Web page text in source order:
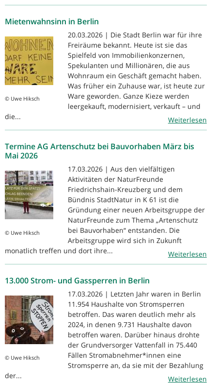
Mietenwahnsinn in Berlin
© Uwe Hiksch
20.03.2026 | Die Stadt Berlin war für ihre
Freiräume bekannt. Heute ist sie das
Spielfeld von Immobilienkonzernen,
Spekulanten und Millionären, die aus
Wohnraum ein Geschäft gemacht haben.
Was früher ein Zuhause war, ist heute zur
Ware geworden. Ganze Kieze werden
leergekauft, modernisiert, verkauft – und
die...
Weiterlesen
Termine AG Artenschutz bei Bauvorhaben März bis
Mai 2026
© Uwe Hiksch
17.03.2026 | Aus den vielfältigen
Aktivitäten der NaturFreunde
Friedrichshain-Kreuzberg und dem
Bündnis StadtNatur in K 61 ist die
Gründung einer neuen Arbeitsgruppe der
NaturFreunde zum Thema „Artenschutz
bei Bauvorhaben“ entstanden. Die
Arbeitsgruppe wird sich in Zukunft
monatlich treffen und dort ihre...
Weiterlesen
13.000 Strom- und Gassperren in Berlin
© Uwe Hiksch
17.03.2026 | Letzten Jahr waren in Berlin
11.954 Haushalte von Stromsperren
betroffen. Das waren deutlich mehr als
2024, in denen 9.731 Haushalte davon
betroffen waren. Darüber hinaus drohte
der Grundversorger Vattenfall in 75.440
Fällen Stromabnehmer*innen eine
Stromsperre an, da sie mit der Bezahlung
der...
Weiterlesen